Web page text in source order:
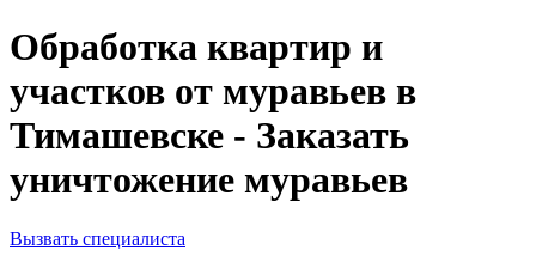
Обработка квартир и
участков от муравьев в
Тимашевске - Заказать
уничтожение муравьев
Вызвать специалиста